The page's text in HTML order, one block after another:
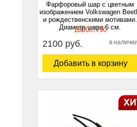
Фарфоровый шар с цветным
изображением Volkswagen
и рождественскими мотивами.
Диаметр шара 6 см.
18D087790
2100 руб. в наличии
Добавить в корзину